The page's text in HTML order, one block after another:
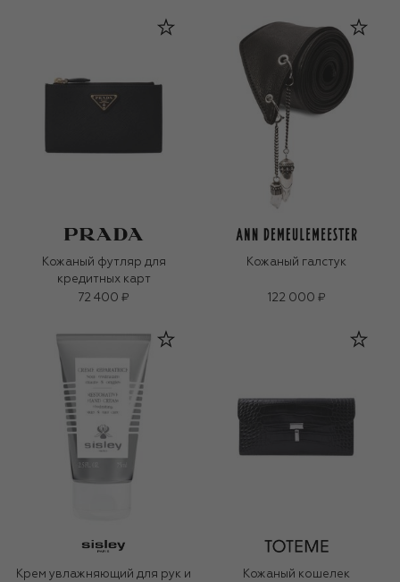
Кожаный футляр для
кредитных карт
72 400 ₽
Кожаный галстук
122 000 ₽
Крем увлажняющий для рук и
Кожаный кошелек